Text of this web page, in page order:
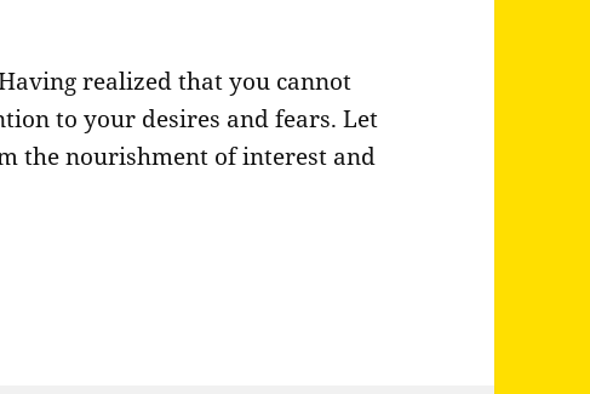
realized that you cannot
to your desires and fears. Let
the nourishment of interest and